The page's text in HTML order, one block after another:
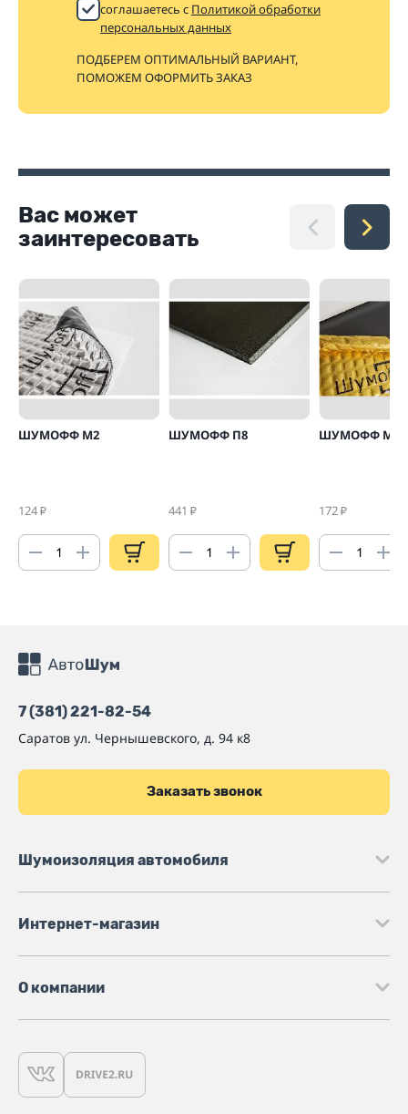
соглашаетесь с Политикой обработки
персональных данных
ПОДБЕРЕМ ОПТИМАЛЬНЫЙ ВАРИАНТ,
ПОМОЖЕМ ОФОРМИТЬ ЗАКАЗ
Вас может
заинтересовать
ШУМОФФ М2
124 ₽
ШУМОФФ П8
441 ₽
ШУМОФФ М4
172 ₽
7 (381) 221-82-54
Саратов ул. Чернышевского, д. 94 к8
Заказать звонок
Шумоизоляция автомобиля
Интернет-магазин
О компании